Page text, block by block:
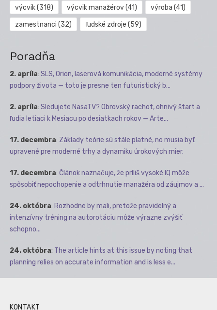
výcvik(318) výcvik manažérov(41) výroba (41)
zamestnanci (32) ľudské zdroje (59)
Poradňa
2. apríla: SLS, Orion, laserová komunikácia, moderné systémy
podpory života — toto je presne ten futuristický b...
2. apríla: Sledujete NasaTV? Obrovský rachot, ohnivý štart a
ľudia letiaci k Mesiacu po desiatkach rokov — Arte...
17. decembra: Základy teórie sú stále platné, no musia byť
upravené pre moderné trhy a dynamiku úrokových mier.
17. decembra: Článok naznačuje, že príliš vysoké IQ môže
spôsobiť nepochopenie a odtrhnutie manažéra od záujmov a ...
24. októbra: Rozhodne by mali, pretože pravidelný a
intenzívny tréning na autorotáciu môže výrazne zvýšiť
schopno...
24. októbra: The article hints at this issue by noting that
planning relies on accurate information and is less e...
KONTAKT